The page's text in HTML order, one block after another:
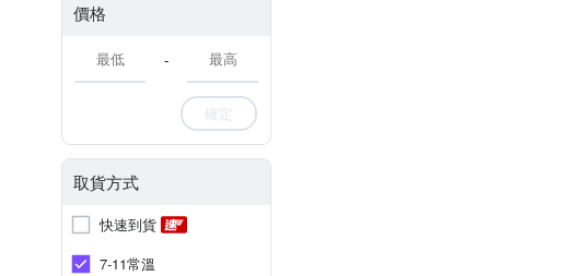
價格
-
確定
取貨方式
快速到貨
7-11常溫